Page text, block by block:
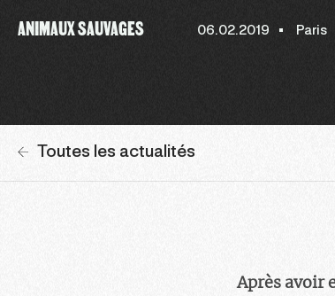
ANIMAUX SAUVAGES 06.02.2019 Paris
Toutes les actualités
Après avoir